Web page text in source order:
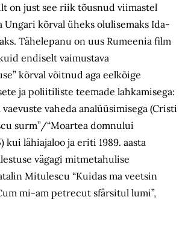
on just see riik tõusnud viimastel
Ungari kõrval üheks olulisemaks Ida-
Tähelepanu on uus Rumeenia film
endiselt vaimustava
kõrval võitnud aga eelkõige
ja poliitiliste teemade lahkamisega:
vaheda analüüsimisega (Cristi
surm”/“Moartea domnului
kui lähiajaloo ja eriti 1989. aasta
vägagi mitmetahulise
Mitulescu “Kuidas ma veetsin
mi-am petrecut sfârsitul lumi”,